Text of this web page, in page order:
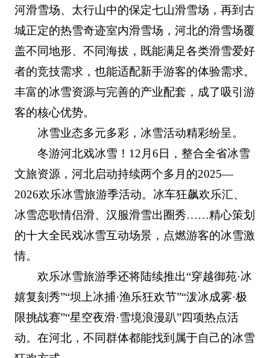
河滑雪场、太行山中的保定七山滑雪场，再到古
城正定的热雪奇迹室内滑雪场，河北的滑雪场覆
盖不同地形、不同海拔，既能满足各类滑雪爱好
者的竞技需求，也能适配新手游客的体验需求。
丰富的冰雪资源与完善的产业配套，成了吸引游
客的核心优势。
冰雪业态多元多彩，冰雪活动精彩纷呈。
冬游河北戏冰雪！12月6日，整合全省冰雪
文旅资源，河北启动持续两个多月的2025—
2026欢乐冰雪旅游季活动。冰车狂飙欢乐汇、
冰雪恋歌情侣滑、汉服滑雪出圈秀……精心策划
的十大全民戏冰雪互动场景，点燃游客的冰雪激
情。
欢乐冰雪旅游季还将陆续推出“穿越御苑·冰
嬉复刻秀”“坝上冰捕·渔乐狂欢节”“泼冰成雾·极
限挑战赛”“星空夜滑·雪境浪漫趴”四项热点活
动。在河北，不同群体都能找到属于自己的冰雪